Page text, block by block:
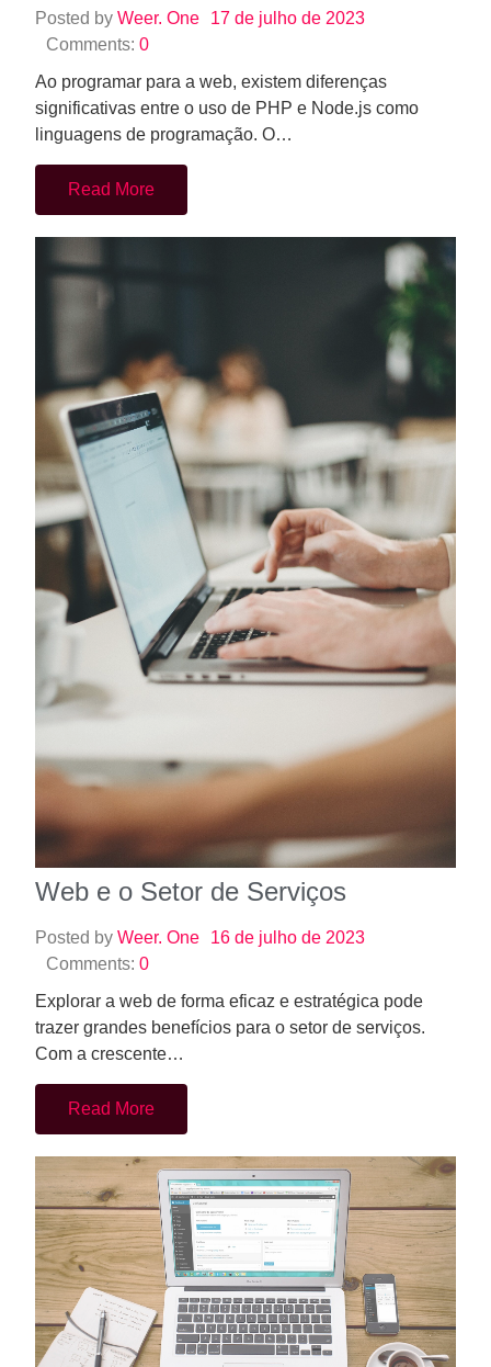
Posted by Weer. One
17 de julho de 2023
Comments: 0
Ao programar para a web, existem diferenças
significativas entre o uso de PHP e Node.js como
linguagens de programação. O…
Read More
Web e o Setor de Serviços
Posted by Weer. One
16 de julho de 2023
Comments: 0
Explorar a web de forma eficaz e estratégica pode
trazer grandes benefícios para o setor de serviços.
Com a crescente…
Read More